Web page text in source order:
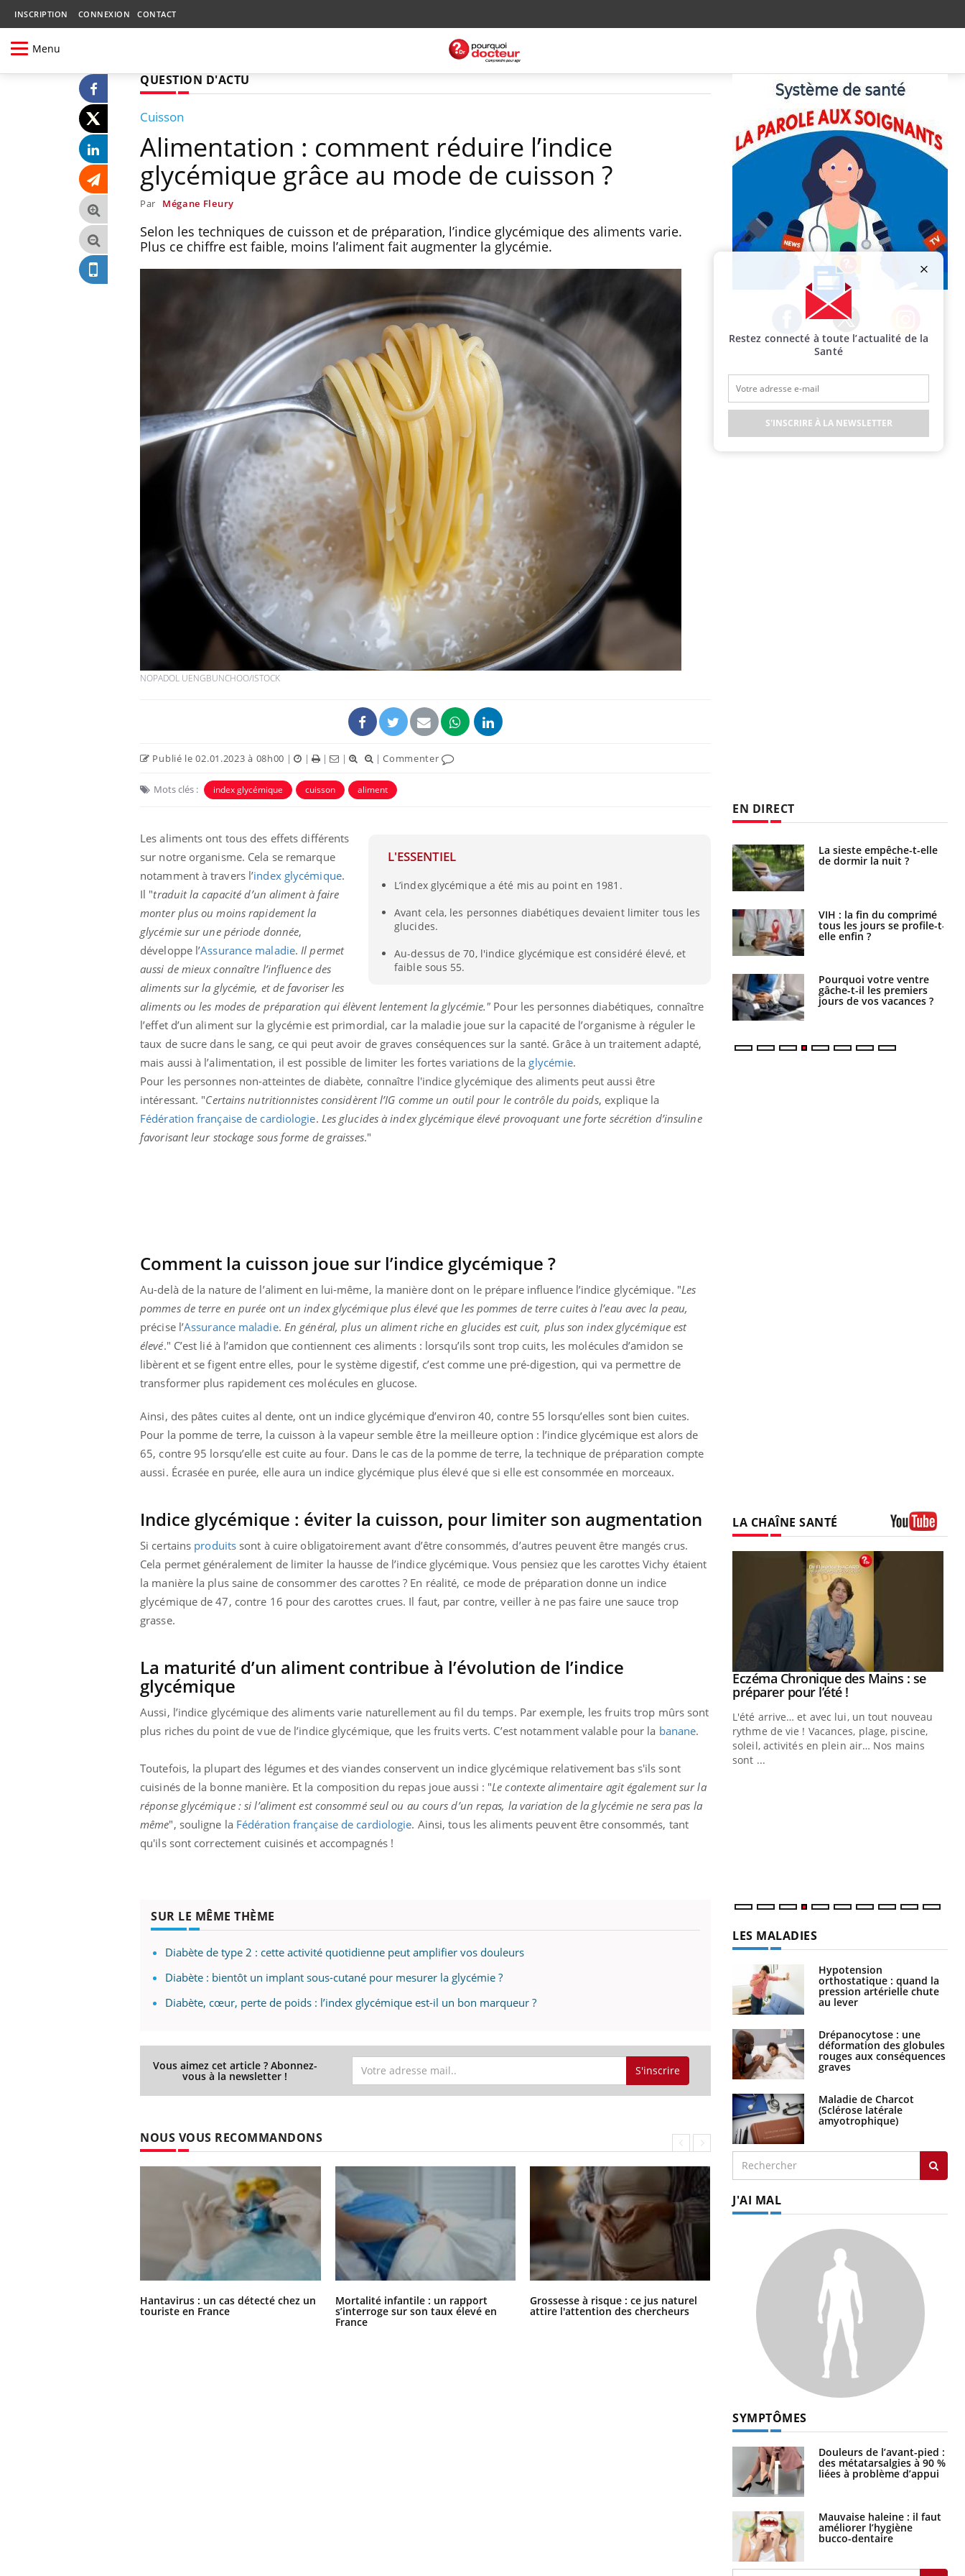
INSCRIPTION CONNEXION CONTACT
Menu
QUESTION D'ACTU
Cuisson
Alimentation : comment réduire l’indice
glycémique grâce au mode de cuisson ?
Par Mégane Fleury
Selon les techniques de cuisson et de préparation, l’indice glycémique des aliments varie.
Plus ce chiffre est faible, moins l’aliment fait augmenter la glycémie.
NOPADOL UENGBUNCHOO/ISTOCK
Publié le 02.01.2023 à 08h00 | | | | |Commenter
Mots clés : index glycémique cuisson aliment
L'ESSENTIEL
L’index glycémique a été mis au point en 1981.
Avant cela, les personnes diabétiques devaient limiter tous les
glucides.
Au-dessus de 70, l'indice glycémique est considéré élevé, et
faible sous 55.
Les aliments ont tous des effets différents
sur notre organisme. Cela se remarque
notamment à travers l’index glycémique.
Il "traduit la capacité d’un aliment à faire
monter plus ou moins rapidement la
glycémie sur une période donnée,
développe l’Assurance maladie. Il permet
aussi de mieux connaître l’influence des
aliments sur la glycémie, et de favoriser les
aliments ou les modes de préparation qui élèvent lentement la glycémie." Pour les personnes diabétiques, connaître
l’effet d’un aliment sur la glycémie est primordial, car la maladie joue sur la capacité de l’organisme à réguler le
taux de sucre dans le sang, ce qui peut avoir de graves conséquences sur la santé. Grâce à un traitement adapté,
mais aussi à l’alimentation, il est possible de limiter les fortes variations de la glycémie.
Pour les personnes non-atteintes de diabète, connaître l'indice glycémique des aliments peut aussi être
intéressant. "Certains nutritionnistes considèrent l’IG comme un outil pour le contrôle du poids, explique la
Fédération française de cardiologie. Les glucides à index glycémique élevé provoquant une forte sécrétion d’insuline
favorisant leur stockage sous forme de graisses."
Comment la cuisson joue sur l’indice glycémique ?
Au-delà de la nature de l’aliment en lui-même, la manière dont on le prépare influence l’indice glycémique. "Les
pommes de terre en purée ont un index glycémique plus élevé que les pommes de terre cuites à l’eau avec la peau,
précise l’Assurance maladie. En général, plus un aliment riche en glucides est cuit, plus son index glycémique est
élevé." C’est lié à l’amidon que contiennent ces aliments : lorsqu’ils sont trop cuits, les molécules d’amidon se
libèrent et se figent entre elles, pour le système digestif, c’est comme une pré-digestion, qui va permettre de
transformer plus rapidement ces molécules en glucose.
Ainsi, des pâtes cuites al dente, ont un indice glycémique d’environ 40, contre 55 lorsqu’elles sont bien cuites.
Pour la pomme de terre, la cuisson à la vapeur semble être la meilleure option : l’indice glycémique est alors de
65, contre 95 lorsqu’elle est cuite au four. Dans le cas de la pomme de terre, la technique de préparation compte
aussi. Écrasée en purée, elle aura un indice glycémique plus élevé que si elle est consommée en morceaux.
Indice glycémique : éviter la cuisson, pour limiter son augmentation
Si certains produits sont à cuire obligatoirement avant d’être consommés, d’autres peuvent être mangés crus.
Cela permet généralement de limiter la hausse de l’indice glycémique. Vous pensiez que les carottes Vichy étaient
la manière la plus saine de consommer des carottes ? En réalité, ce mode de préparation donne un indice
glycémique de 47, contre 16 pour des carottes crues. Il faut, par contre, veiller à ne pas faire une sauce trop
grasse.
La maturité d’un aliment contribue à l’évolution de l’indice
glycémique
Aussi, l’indice glycémique des aliments varie naturellement au fil du temps. Par exemple, les fruits trop mûrs sont
plus riches du point de vue de l’indice glycémique, que les fruits verts. C’est notamment valable pour la banane.
Toutefois, la plupart des légumes et des viandes conservent un indice glycémique relativement bas s'ils sont
cuisinés de la bonne manière. Et la composition du repas joue aussi : "Le contexte alimentaire agit également sur la
réponse glycémique : si l’aliment est consommé seul ou au cours d’un repas, la variation de la glycémie ne sera pas la
même", souligne la Fédération française de cardiologie. Ainsi, tous les aliments peuvent être consommés, tant
qu'ils sont correctement cuisinés et accompagnés !
SUR LE MÊME THÈME
Diabète de type 2 : cette activité quotidienne peut amplifier vos douleurs
Diabète : bientôt un implant sous-cutané pour mesurer la glycémie ?
Diabète, cœur, perte de poids : l’index glycémique est-il un bon marqueur ?
Vous aimez cet article ? Abonnez-
vous à la newsletter ! S'inscrire
NOUS VOUS RECOMMANDONS
Hantavirus : un cas détecté chez un
touriste en France
Mortalité infantile : un rapport
s’interroge sur son taux élevé en
France
Grossesse à risque : ce jus naturel
attire l'attention des chercheurs
Comment oublier les écrans en
vacances ?
Facebook Twitter Instagram
EN DIRECT
Hantavirus : un cas
détecté chez un touriste
en France
Mortalité infantile : un
rapport s’interroge sur
son taux élevé en France
Grossesse à risque : ce jus
naturel attire l'attention
des chercheurs
Comment oublier les
écrans en vacances ?
Toujours connectés :
comment le travail
empiète de plus en plus
sur nos soirées
changé la donne au Pays
basque
France ?
Les médicaments GLP-1
charge des femmes
enceintes
La sieste empêche-t-elle
de dormir la nuit ?
VIH : la fin du comprimé
tous les jours se profile-t-
elle enfin ?
Pourquoi votre ventre
gâche-t-il les premiers
jours de vos vacances ?
LA CHAÎNE SANTÉ
Eczéma Chronique des Mains :
expliquer ma maladie Youtube
Il y a des sujets qui sont faciles à aborder...
d'autres non ! D'un côté, poser des
Youtube
Carence en fer : comprendre pour
Fatigue, irritabilité, brouillard mental ou
même alopécie… Les symptômes de la
Youtube
Insuline & Charge mentale : et si on
En 2026, l'insuline dans le diabète de type 2
reste entourée d'idées reçues chez les
Youtube
Eczéma Chronique des Mains : se
préparer pour l’été !Youtube
L'été arrive… et avec lui, un tout nouveau
rythme de vie ! Vacances, plage, piscine,
soleil, activités en plein air… Nos mains
sont ...
LES MALADIES
Hypotension
orthostatique : quand la
pression artérielle chute
au lever
Drépanocytose : une
déformation des globules
rouges aux conséquences
graves
Maladie de Charcot
(Sclérose latérale
amyotrophique)
J'AI MAL
SYMPTÔMES
Douleurs de l’avant-pied :
des métatarsalgies à 90 %
liées à problème d’appui
Mauvaise haleine : il faut
améliorer l’hygiène
bucco-dentaire
Restez connecté à toute l’actualité de la
Santé
S'INSCRIRE À LA NEWSLETTER